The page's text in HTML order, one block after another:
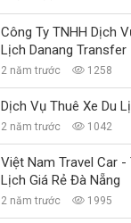
Công Ty TNHH Dịch
Lịch Danang Transfer
2 năm trước 1258
Dịch Vụ Thuê Xe Du
2 năm trước 1042
Việt Nam Travel Car -
Lịch Giá Rẻ Đà Nẵng
2 năm trước 1995